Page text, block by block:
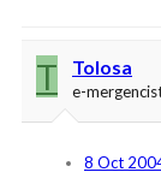
T Tolosa
e-
8 Oct